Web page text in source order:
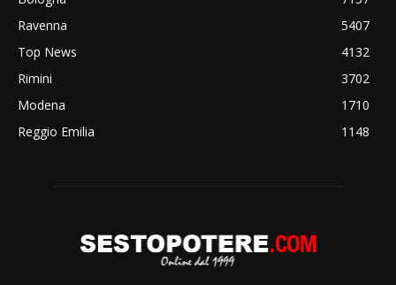
Ravenna
5407
Top News
4132
Rimini
3702
Modena
1710
Reggio Emilia
1148